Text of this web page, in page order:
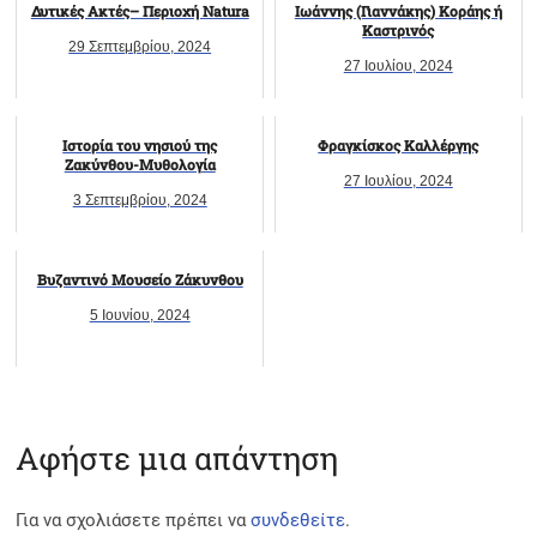
Δυτικές Ακτές– Περιοχή Natura
29 Σεπτεμβρίου, 2024
Ιωάννης (Γιαννάκης) Κοράης ή
Καστρινός
27 Ιουλίου, 2024
Ιστορία του νησιού της
Ζακύνθου-Μυθολογία
3 Σεπτεμβρίου, 2024
Φραγκίσκος Καλλέργης
27 Ιουλίου, 2024
Βυζαντινό Μουσείο Ζάκυνθου
5 Ιουνίου, 2024
Αφήστε μια απάντηση
Για να σχολιάσετε πρέπει νασυνδεθείτε.